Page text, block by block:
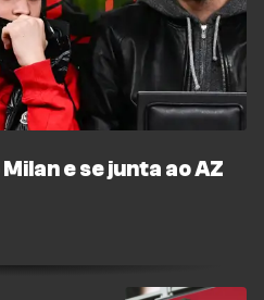
e se junta ao AZ